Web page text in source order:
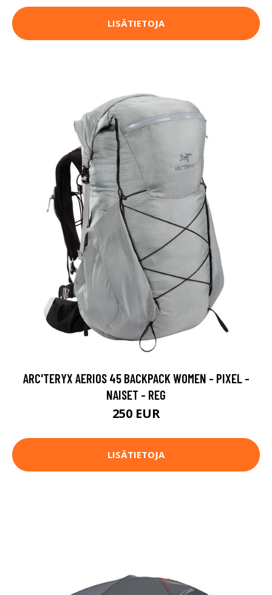
LISÄTIETOJA
ARC'TERYX AERIOS 45 BACKPACK WOMEN - PIXEL -
NAISET - REG
250 EUR
LISÄTIETOJA